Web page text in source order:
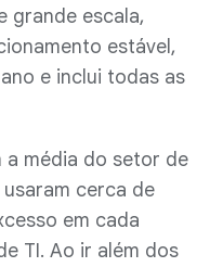
grande escala,
estável,
e inclui todas as
a média do setor de
cerca de
em cada
TI. Ao ir além dos